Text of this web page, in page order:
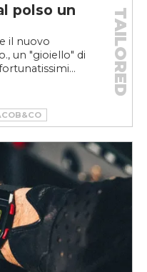
polso un
il nuovo
un "gioiello" di
TAILORED